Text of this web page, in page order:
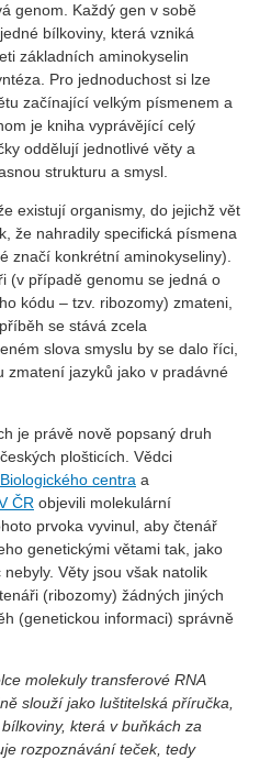
genom. Každý gen v sobě
bílkoviny, která vzniká
základních aminokyselin
Pro jednoduchost si lze
začínající velkým písmenem a
je kniha vyprávějící celý
oddělují jednotlivé věty a
strukturu a smysl.
existují organismy, do jejichž vět
že nahradily specifická písmena
značí konkrétní aminokyseliny).
(v případě genomu se jedná o
kódu – tzv. ribozomy) zmateni,
se stává zcela
slova smyslu by se dalo říci,
zmatení jazyků jako v pradávné
je právě nově popsaný druh
plošticích. Vědci
centra a
ČR objevili molekulární
prvoka vyvinul, aby čtenář
genetickými větami tak, jako
Věty jsou však natolik
(ribozomy) žádných jiných
(genetickou informaci) správně
molekuly transferové RNA
slouží jako luštitelská příručka,
která v buňkách za
rozpoznávání teček, tedy